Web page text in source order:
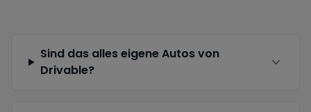
Sind das alles eigene Autos von
Drivable?